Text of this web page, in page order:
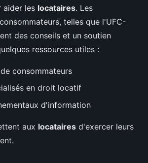
aider les locataires. Les
telles que l'UFC-
des conseils et un soutien
ressources utiles :
consommateurs
en droit locatif
d'information
aux locataires d'exercer leurs